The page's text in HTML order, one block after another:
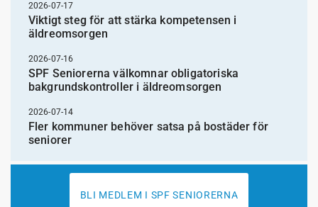
2026-07-17
Viktigt steg för att stärka kompetensen i
äldreomsorgen
2026-07-16
SPF Seniorerna välkomnar obligatoriska
bakgrundskontroller i äldreomsorgen
2026-07-14
Fler kommuner behöver satsa på bostäder för
seniorer
BLI MEDLEM I SPF SENIORERNA